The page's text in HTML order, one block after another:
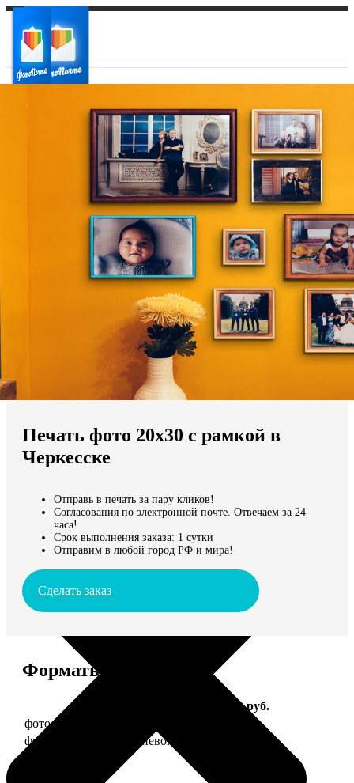
Ваш регион доставки
Выберите из списка:
Мы доставляем по всему миру
Продолжить без города
Печать фото 20х30 с рамкой в
Черкесске
Отправь в печать за пару кликов!
Согласования по электронной почте. Отвечаем за 24
часа!
Срок выполнения заказа: 1 сутки
Отправим в любой город РФ и мира!
Сделать заказ
Форматы и цены
Цена, руб.
фото 20х30 в деревянной рамке
фото 20х30 в алюминиевой рамке